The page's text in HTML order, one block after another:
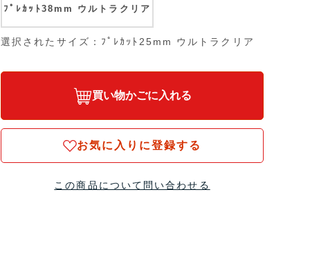
ﾌﾟﾚｶｯﾄ38mm ウルトラクリア
選択されたサイズ：ﾌﾟﾚｶｯﾄ25mm ウルトラクリア
買い物かごに入れる
お気に入りに登録する
この商品について問い合わせる